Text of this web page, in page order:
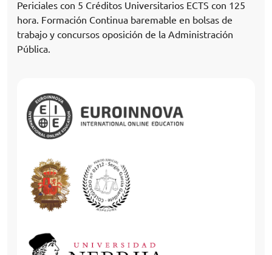
Periciales con 5 Créditos Universitarios ECTS con 125
hora. Formación Continua baremable en bolsas de
trabajo y concursos oposición de la Administración
Pública.